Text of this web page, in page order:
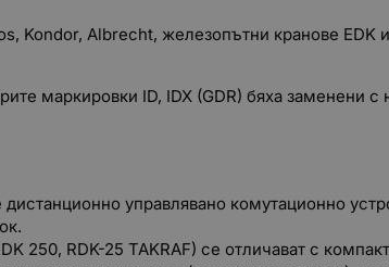
Kondor, Albrecht, железопътни кранове EDK
маркировки ID, IDX (GDR) бяха заменени
управлявано комутационно
250, RDK-25 TAKRAF) се отличават с